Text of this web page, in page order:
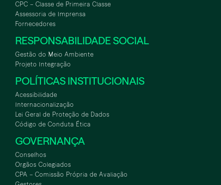
CPC – Classe de Primeira Classe
Assessoria de Imprensa
Fornecedores
RESPONSABILIDADE SOCIAL
Gestão do Meio Ambiente
Projeto Integração
POLÍTICAS INSTITUCIONAIS
Acessibilidade
Internacionalização
Lei Geral de Proteção de Dados
Código de Conduta Ética
GOVERNANÇA
Conselhos
Orgãos Colegiados
CPA – Comissão Própria de Avaliação